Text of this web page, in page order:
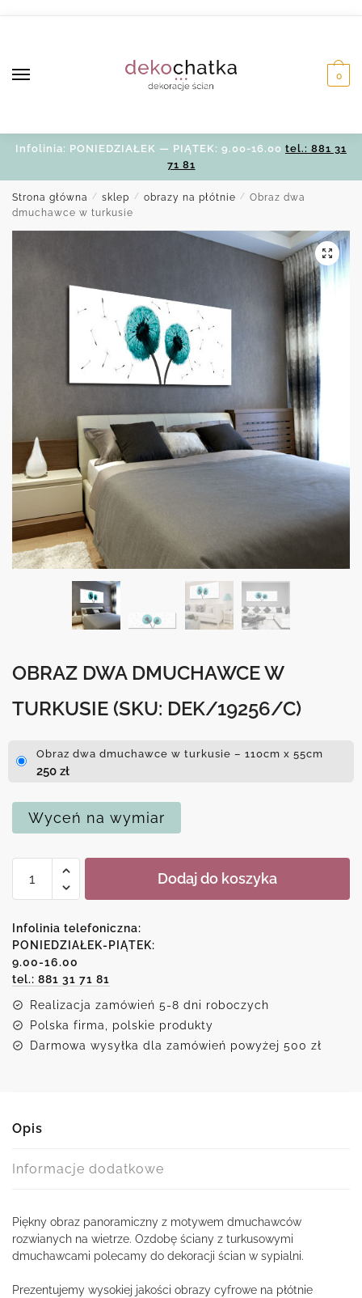
0
Infolinia: PONIEDZIAŁEK — PIĄTEK: 9.00-16.00 tel.: 881 31
71 81
Strona główna / sklep / obrazy na płótnie / Obraz dwa
dmuchawce w turkusie
OBRAZ DWA DMUCHAWCE W
TURKUSIE (SKU: DEK/19256/C)
Obraz dwa dmuchawce w turkusie – 110cm x 55cm
250 zł
Wyceń na wymiar
Obraz
dmuchawce
w
turkusie
Dodaj do koszyka
Infolinia telefoniczna:
PONIEDZIAŁEK-PIĄTEK:
9.00-16.00
tel.: 881 31 71 81
Realizacja zamówień 5-8 dni roboczych
Polska firma, polskie produkty
Darmowa wysyłka dla zamówień powyżej 500 zł
Opis
Informacje dodatkowe
Piękny obraz panoramiczny z motywem dmuchawców
rozwianych na wietrze. Ozdobę ściany z turkusowymi
dmuchawcami polecamy do dekoracji ścian w sypialni.
Prezentujemy wysokiej jakości obrazy cyfrowe na płótnie